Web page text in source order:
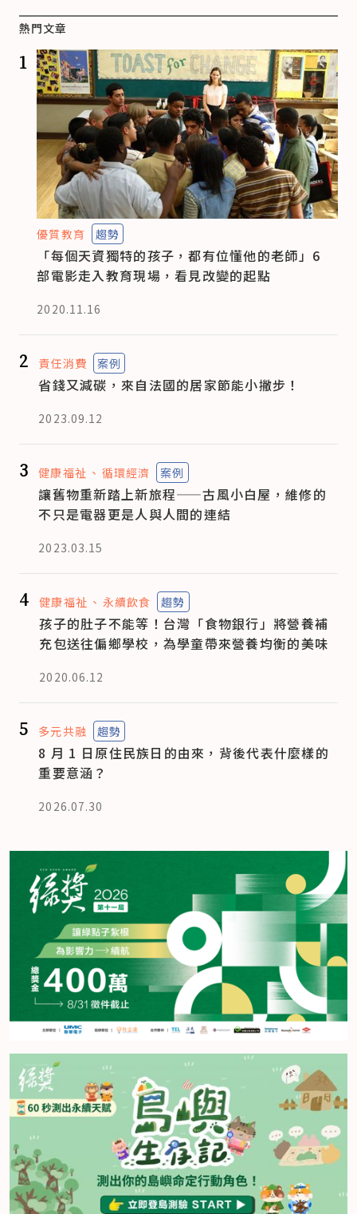
熱門文章
1
優質教育 趨勢
「每個天資獨特的孩子，都有位懂他的老師」6
部電影走入教育現場，看見改變的起點
2020.11.16
2 責任消費 案例
省錢又減碳，來自法國的居家節能小撇步！
2023.09.12
3 健康福祉 循環經濟 案例
讓舊物重新踏上新旅程——古風小白屋，維修的
不只是電器更是人與人間的連結
2023.03.15
4 健康福祉 永續飲食 趨勢
孩子的肚子不能等！台灣「食物銀行」將營養補
充包送往偏鄉學校，為學童帶來營養均衡的美味
2020.06.12
5 多元共融 趨勢
8 月 1 日原住民族日的由來，背後代表什麼樣的
重要意涵？
2026.07.30